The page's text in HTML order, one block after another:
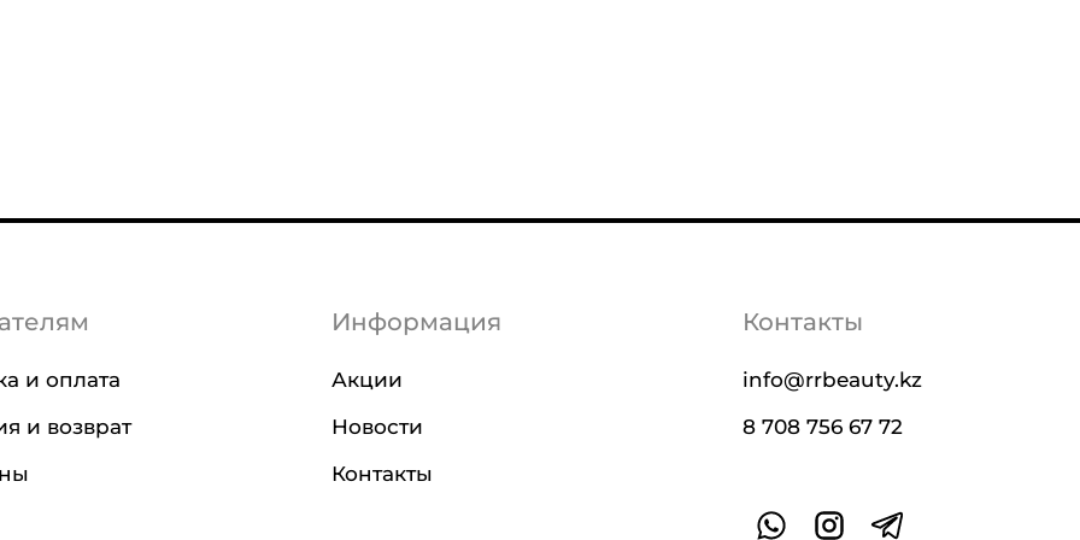
и оплата
и возврат
Информация
Акции
Новости
Контакты
Контакты
info@rrbeauty.kz
8 708 756 67 72